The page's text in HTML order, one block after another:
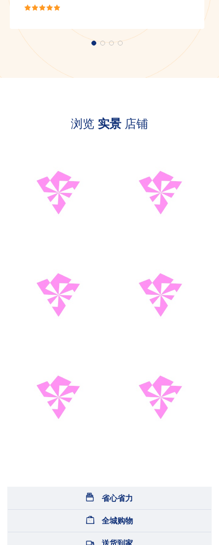
浏览 实景 店铺
省心省力
全城购物